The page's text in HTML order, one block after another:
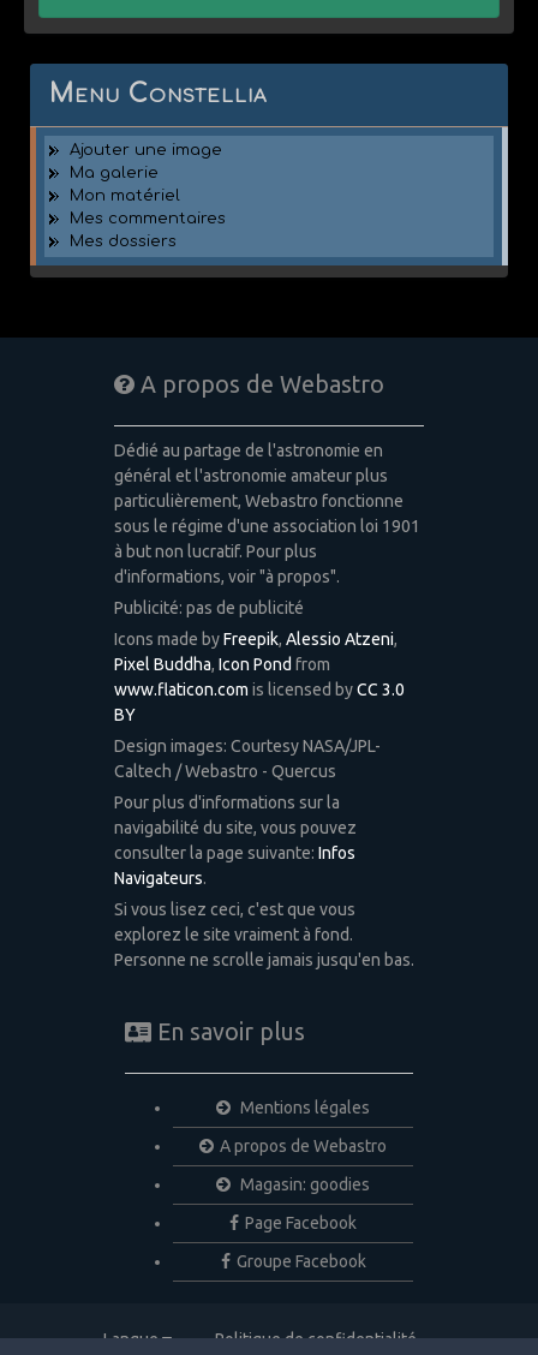
Menu Constellia
Ajouter une image
Ma galerie
Mon matériel
Mes commentaires
Mes dossiers
A propos de Webastro
Dédié au partage de l'astronomie en
général et l'astronomie amateur plus
particulièrement, Webastro fonctionne
sous le régime d'une association loi 1901
à but non lucratif. Pour plus
d'informations, voir "à propos".
Publicité: pas de publicité
Icons made byFreepik, Alessio Atzeni,
Pixel Buddha, Icon Pond from
www.flaticon.com is licensed byCC 3.0
BY
Design images: Courtesy NASA/JPL-
Caltech / Webastro - Quercus
Pour plus d'informations sur la
navigabilité du site, vous pouvez
consulter la page suivante: Infos
Navigateurs.
Si vous lisez ceci, c'est que vous
explorez le site vraiment à fond.
Personne ne scrolle jamais jusqu'en bas.
En savoir plus
Mentions légales
A propos de Webastro
Magasin: goodies
Page Facebook
Groupe Facebook
Langue Politique de confidentialité